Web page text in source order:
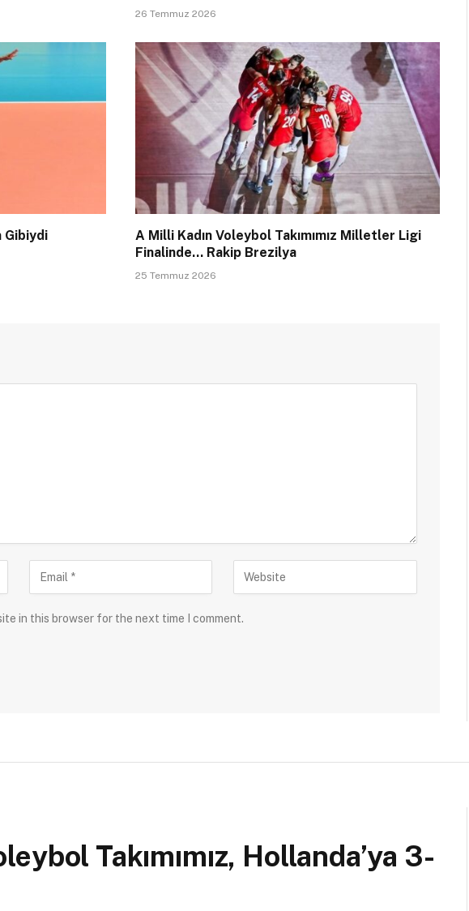
26 Temmuz 2026
Gibiydi
A Milli Kadın Voleybol Takımımız Milletler Ligi
Finalinde… Rakip Brezilya
25 Temmuz 2026
in this browser for the next time I comment.
Takımımız, Hollanda’ya 3-